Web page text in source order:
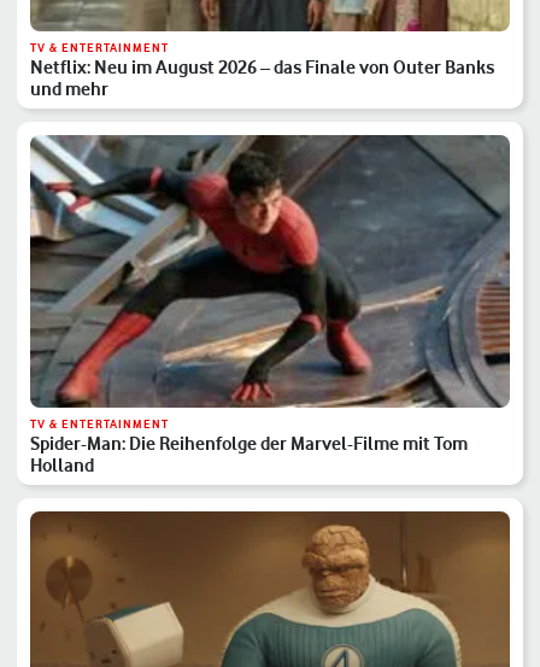
TV & ENTERTAINMENT
Netflix: Neu im August 2026 – das Finale von Outer Banks
und mehr
TV & ENTERTAINMENT
Spider-Man: Die Reihenfolge der Marvel-Filme mit Tom
Holland